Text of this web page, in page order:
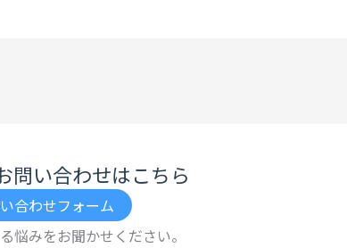
問い合わせはこちら
合わせフォーム
悩みをお聞かせください。